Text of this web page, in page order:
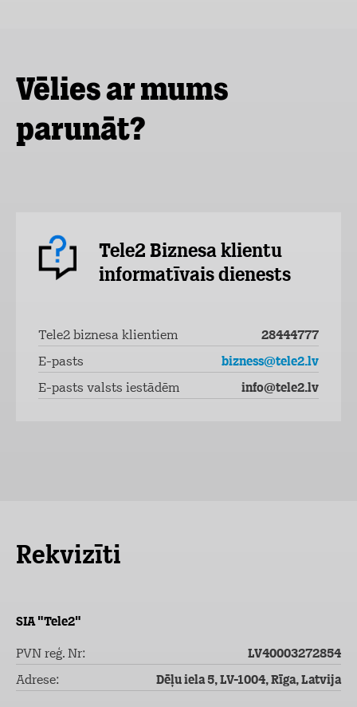
Vēlies ar mums
parunāt?
Tele2 Biznesa klientu
informatīvais dienests
Tele2 biznesa klientiem 28444777
E-pasts bizness@tele2.lv
E-pasts valsts iestādēm info@tele2.lv
Rekvizīti
SIA "Tele2"
PVN reģ. Nr: LV40003272854
Adrese: Dēļu iela 5, LV-1004, Rīga, Latvija